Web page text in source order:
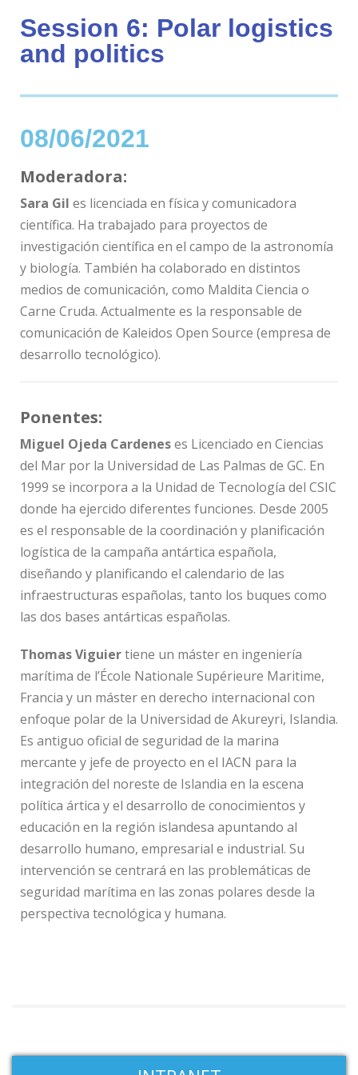
Session 6: Polar logistics
and politics
08/06/2021
Moderadora:
Sara Gil es licenciada en física y comunicadora
científica. Ha trabajado para proyectos de
investigación científica en el campo de la astronomía
y biología. También ha colaborado en distintos
medios de comunicación, como Maldita Ciencia o
Carne Cruda. Actualmente es la responsable de
comunicación de Kaleidos Open Source (empresa de
desarrollo tecnológico).
Ponentes:
Miguel Ojeda Cardeneses Licenciado en Ciencias
del Mar por la Universidad de Las Palmas de GC. En
1999 se incorpora a la Unidad de Tecnología del CSIC
donde ha ejercido diferentes funciones. Desde 2005
es el responsable de la coordinación y planificación
logística de la campaña antártica española,
diseñando y planificando el calendario de las
infraestructuras españolas, tanto los buques como
las dos bases antárticas españolas.
Thomas Viguiertiene un máster en ingeniería
marítima de l’École Nationale Supérieure Maritime,
Francia y un máster en derecho internacional con
enfoque polar de la Universidad de Akureyri, Islandia.
Es antiguo oficial de seguridad de la marina
mercante y jefe de proyecto en el IACN para la
integración del noreste de Islandia en la escena
política ártica y el desarrollo de conocimientos y
educación en la región islandesa apuntando al
desarrollo humano, empresarial e industrial. Su
intervención se centrará en las problemáticas de
seguridad marítima en las zonas polares desde la
perspectiva tecnológica y humana.